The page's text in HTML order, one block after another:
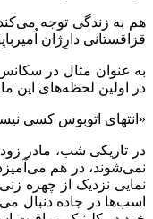
هم به زندگی توجه
قزاقستانی دارِژان
در اولین لحظه‌های این ماجرا، پسری جسور، حدوداً۲۰ ساله سوار اتوبوس می‌‌شود و در همان
«انتهای اتوبوس کسی
در تاریکی شب، مادر
نمی‌شوند، در هم
نمایی نزدیک از چهره
اسب‌ها در جاده دنبال